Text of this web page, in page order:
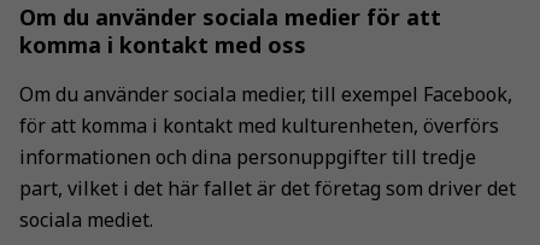
Om du använder sociala medier för att
komma i kontakt med oss
Om du använder sociala medier, till exempel Facebook,
för att komma i kontakt med kulturenheten, överförs
informationen och dina personuppgifter till tredje
part, vilket i det här fallet är det företag som driver det
sociala mediet.